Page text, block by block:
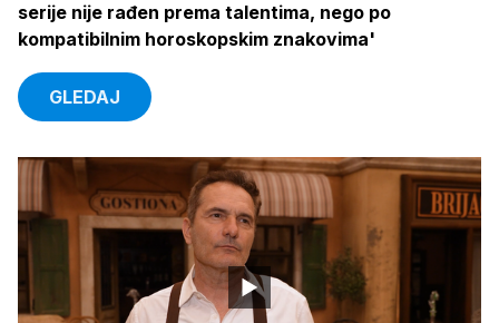
serije nije rađen prema talentima, nego po
kompatibilnim horoskopskim znakovima'
GLEDAJ